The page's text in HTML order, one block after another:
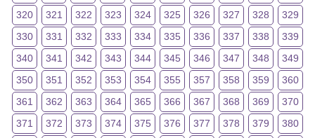
320
321 322 323 324 325 326 327 328
329
330
331 332 333 334 335 336 337 338
339
340
341 342 343 344 345 346 347 348
349
350
351 352 353 354 355 357 358 359
360
361
362 363 364 365 366 367 368 369
370
371
372 373 374 375 376 377 378 379
380